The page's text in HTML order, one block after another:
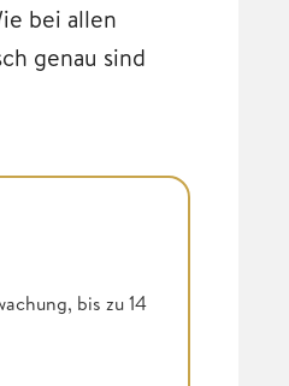
bei allen
genau sind
bis zu 14